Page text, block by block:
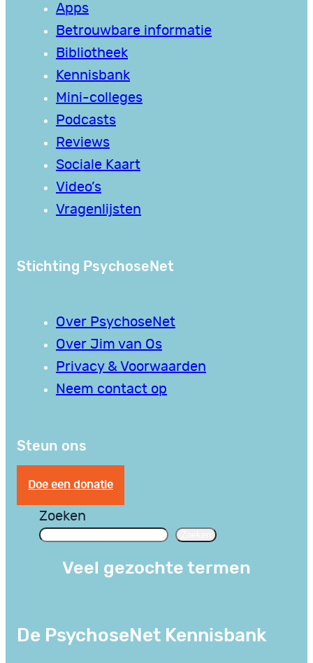
Apps
Betrouwbare informatie
Bibliotheek
Kennisbank
Mini-colleges
Podcasts
Reviews
Sociale Kaart
Video’s
Vragenlijsten
Stichting PsychoseNet
Over PsychoseNet
Over Jim van Os
Privacy & Voorwaarden
Neem contact op
Steun ons
Doe een donatie
Zoeken
Veel gezochte termen
De PsychoseNet Kennisbank